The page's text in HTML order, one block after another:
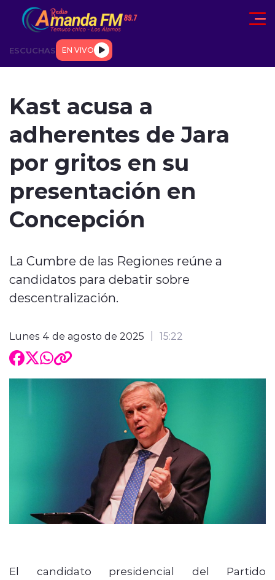
Click acá para ir directamente al contenido
ESCUCHAS EN VIVO
modo claro
Kast acusa a
adherentes de Jara
por gritos en su
presentación en
Concepción
La Cumbre de las Regiones reúne a
candidatos para debatir sobre
descentralización.
Lunes 4 de agosto de 2025 15:22
El candidato presidencial del Partido